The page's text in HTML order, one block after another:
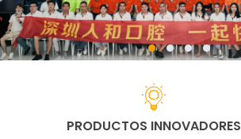
1 2 3 4
PRODUCTOS INNOVADORES